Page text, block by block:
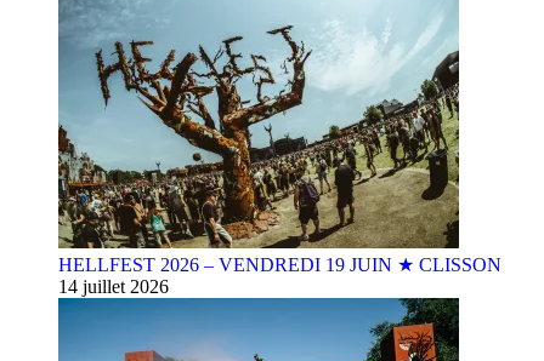
HELLFEST 2026 – VENDREDI 19 JUIN ★ CLISSON
14 juillet 2026